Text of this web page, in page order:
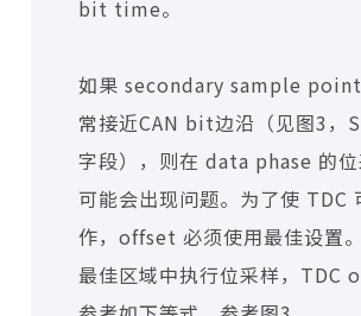
bit time。
如果 secondary sample
常接近CAN bit边沿（见图3，
字段），则在 data phase 的
可能会出现问题。为了使 TDC
作，offset 必须使用最佳设置
最佳区域中执行位采样，TDC